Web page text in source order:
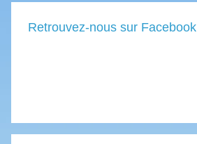
Retrouvez-nous sur Facebook